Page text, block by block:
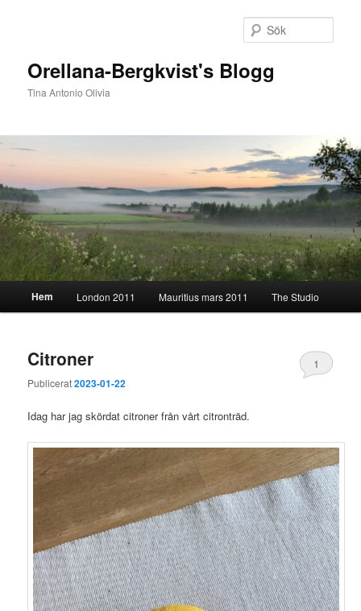
Orellana-Bergkvist's Blogg
Tina Antonio Olivia
Huvudmeny
Hem London 2011 Mauritius mars 2011 The Studio
Citroner
Publicerat2023-01-22
1
Idag har jag skördat citroner från vårt citronträd.